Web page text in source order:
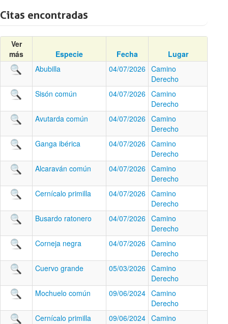
Citas encontradas
Ver
más
Especie Fecha
Lugar
Abubilla
04/07/2026 Camino
Derecho
Sisón común
04/07/2026 Camino
Derecho
Avutarda común
04/07/2026 Camino
Derecho
Ganga ibérica
04/07/2026 Camino
Derecho
Alcaraván común
04/07/2026 Camino
Derecho
Cernícalo primilla
04/07/2026 Camino
Derecho
Busardo ratonero
04/07/2026 Camino
Derecho
Corneja negra
04/07/2026 Camino
Derecho
Cuervo grande
05/03/2026 Camino
Derecho
Mochuelo común
09/06/2024 Camino
Derecho
Cernícalo primilla
09/06/2024 Camino